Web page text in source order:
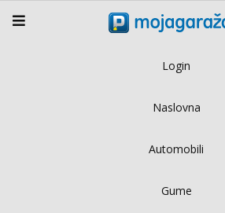
Login
Naslovna
Automobili
Gume